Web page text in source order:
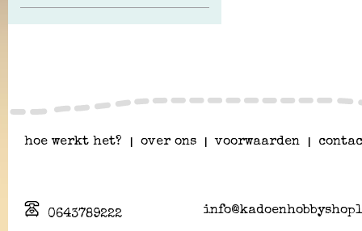
hoe werkt het? over ons voorwaarden
0643789222